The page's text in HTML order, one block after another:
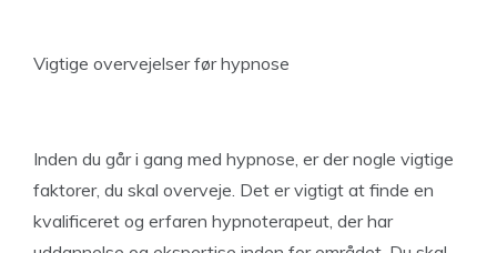
Vigtige overvejelser før hypnose
Inden du går i gang med hypnose, er der nogle vigtige
faktorer, du skal overveje. Det er vigtigt at finde en
kvalificeret og erfaren hypnoterapeut, der har